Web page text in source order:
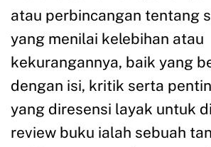
yang diresensi layak untuk
review buku ialah sebuah
tafsiran, maupun komentar.
dan…Selengkapnya »